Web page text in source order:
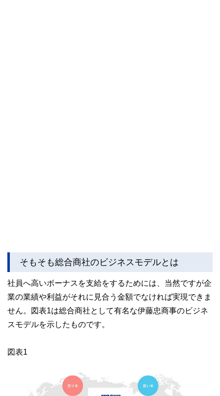
そもそも総合商社のビジネスモデルとは
社員へ高いボーナスを支給をするためには、当然ですが企
業の業績や利益がそれに見合う金額でなければ実現できま
せん。図表1は総合商社として有名な伊藤忠商事のビジネ
スモデルを示したものです。
図表1